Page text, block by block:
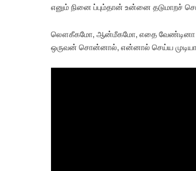
எனும் நினை ப்பும்தான் உன்னை தடுமாறச்
லௌகீகமோ, ஆன்மீகமோ, எதை வேண்டினா
ஒருவன் சொன்னால், என்னால் செய்ய